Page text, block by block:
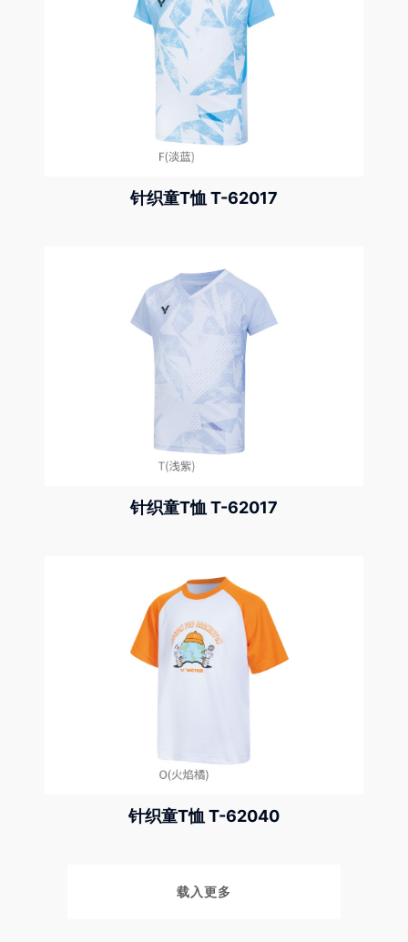
针织童T恤 T-62017
针织童T恤 T-62017
针织童T恤 T-62040
载入更多